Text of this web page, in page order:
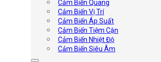
Cảm Biến Quang
Cảm Biến Vị Trí
Cảm Biến Áp Suất
Cảm Biến Tiệm Cận
Cảm Biến Nhiệt Độ
Cảm Biến Siêu Âm